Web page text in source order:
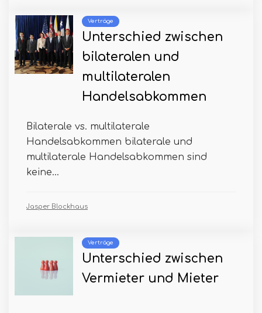
Verträge
Unterschied zwischen
bilateralen und
multilateralen
Handelsabkommen
Bilaterale vs. multilaterale
Handelsabkommen bilaterale und
multilaterale Handelsabkommen sind
keine...
Jasper Blockhaus
Verträge
Unterschied zwischen
Vermieter und Mieter